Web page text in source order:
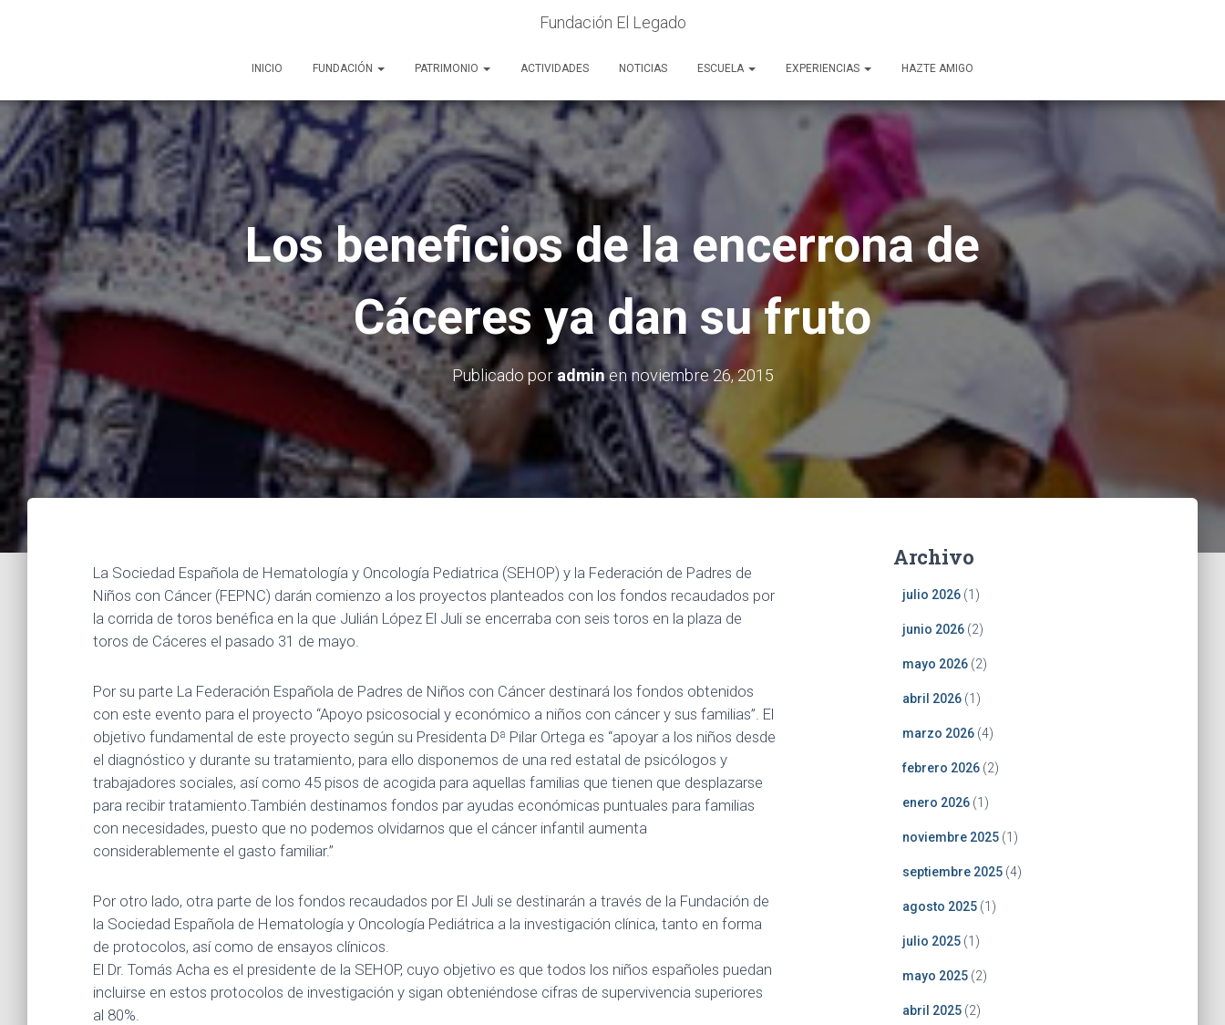
Fundación El Legado
INICIO FUNDACIÓN PATRIMONIO ACTIVIDADES NOTICIAS ESCUELA EXPERIENCIAS HAZTE AMIGO
Los beneficios de la encerrona de
Cáceres ya dan su fruto
Publicado por adminennoviembre 26, 2015
La Sociedad Española de Hematología y Oncología Pediatrica (SEHOP) y la Federación de Padres de
Niños con Cáncer (FEPNC) darán comienzo a los proyectos planteados con los fondos recaudados por
la corrida de toros benéfica en la que Julián López El Juli se encerraba con seis toros en la plaza de
toros de Cáceres el pasado 31 de mayo.
Por su parte La Federación Española de Padres de Niños con Cáncer destinará los fondos obtenidos
con este evento para el proyecto “Apoyo psicosocial y económico a niños con cáncer y sus familias”. El
objetivo fundamental de este proyecto según su Presidenta Dª Pilar Ortega es “apoyar a los niños desde
el diagnóstico y durante su tratamiento, para ello disponemos de una red estatal de psicólogos y
trabajadores sociales, así como 45 pisos de acogida para aquellas familias que tienen que desplazarse
para recibir tratamiento.También destinamos fondos par ayudas económicas puntuales para familias
con necesidades, puesto que no podemos olvidarnos que el cáncer infantil aumenta
considerablemente el gasto familiar.”
Por otro lado, otra parte de los fondos recaudados por El Juli se destinarán a través de la Fundación de
la Sociedad Española de Hematología y Oncología Pediátrica a la investigación clínica, tanto en forma
de protocolos, así como de ensayos clínicos.
El Dr. Tomás Acha es el presidente de la SEHOP, cuyo objetivo es que todos los niños españoles puedan
incluirse en estos protocolos de investigación y sigan obteniéndose cifras de supervivencia superiores
al 80%.
Archivo
julio 2026(1)
junio 2026(2)
mayo 2026(2)
abril 2026(1)
marzo 2026(4)
febrero 2026(2)
enero 2026(1)
noviembre 2025(1)
septiembre 2025(4)
agosto 2025(1)
julio 2025(1)
mayo 2025(2)
abril 2025(2)